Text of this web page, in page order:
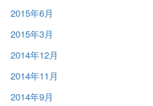
2015年6月
2015年3月
2014年12月
2014年11月
2014年9月